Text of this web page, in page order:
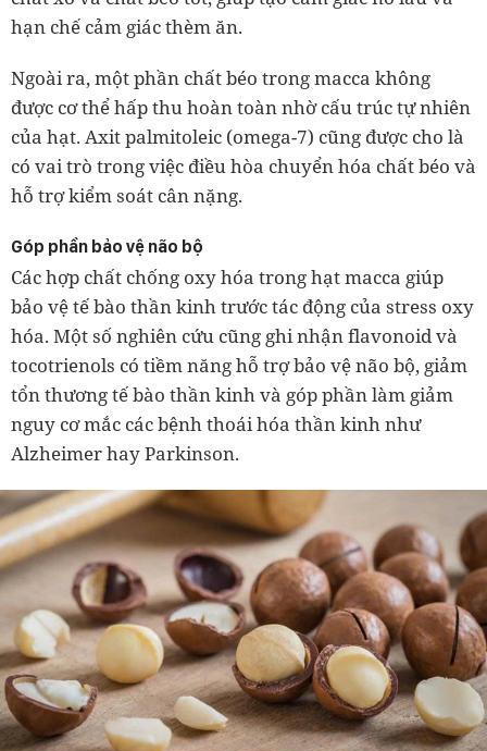
hạn chế cảm giác thèm ăn.
Ngoài ra, một phần chất béo trong macca không
được cơ thể hấp thu hoàn toàn nhờ cấu trúc tự nhiên
của hạt. Axit palmitoleic (omega-7) cũng được cho là
có vai trò trong việc điều hòa chuyển hóa chất béo và
hỗ trợ kiểm soát cân nặng.
Góp phần bảo vệ não bộ
Các hợp chất chống oxy hóa trong hạt macca giúp
bảo vệ tế bào thần kinh trước tác động của stress oxy
hóa. Một số nghiên cứu cũng ghi nhận flavonoid và
tocotrienols có tiềm năng hỗ trợ bảo vệ não bộ, giảm
tổn thương tế bào thần kinh và góp phần làm giảm
nguy cơ mắc các bệnh thoái hóa thần kinh như
Alzheimer hay Parkinson.